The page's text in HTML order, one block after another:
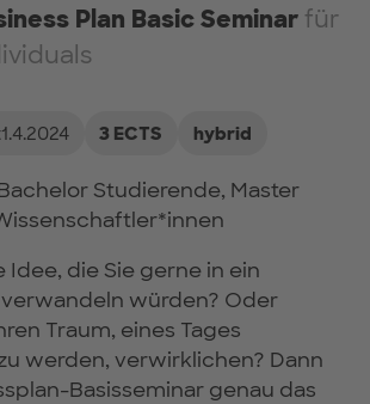
Plan Basic Seminar für
3 ECTS hybrid
Studierende, Master
Idee, die Sie gerne in ein
würden? Oder
Traum, eines Tages
werden, verwirklichen? Dann
Basisseminar genau das